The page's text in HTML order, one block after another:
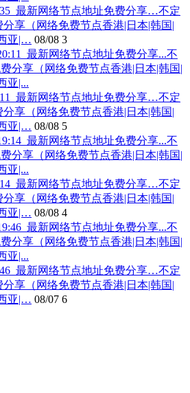
最新网络节点地址免费分享…不定
享（网络免费节点香港|日本|韩国|
亚|… 08/08 3
最新网络节点地址免费分享…不定
享（网络免费节点香港|日本|韩国|
亚|… 08/08 5
最新网络节点地址免费分享…不定
享（网络免费节点香港|日本|韩国|
亚|… 08/08 4
最新网络节点地址免费分享…不定
享（网络免费节点香港|日本|韩国|
亚|… 08/07 6